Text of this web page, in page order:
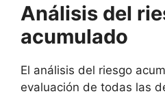
Análisis del
acumulado
El análisis del riesgo
evaluación de todas las